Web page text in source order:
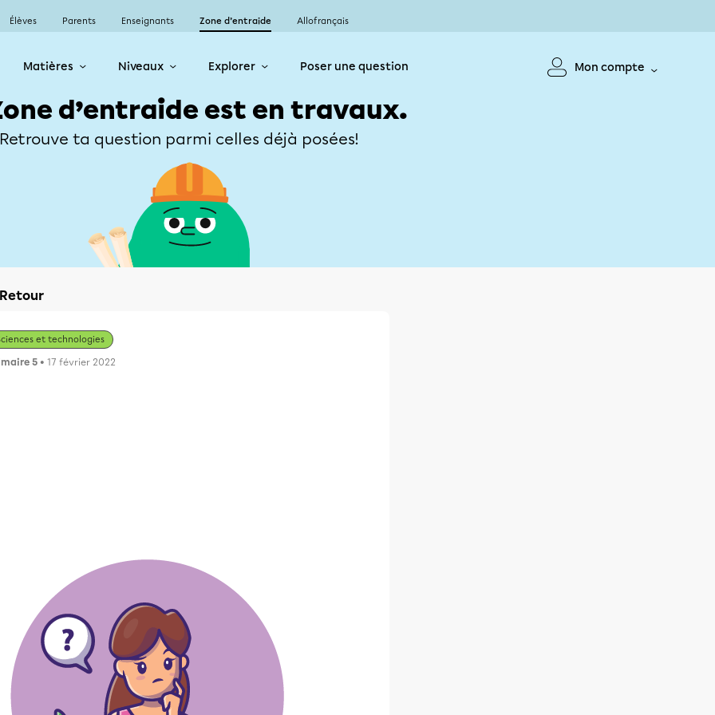
Élèves Parents Enseignants Zone d’entraide Allofrançais
Matières Niveaux Explorer Poser une question Mon compte
d’entraide est en travaux.
ta question parmi celles déjà posées!
Retour
et technologies
5 • 17 février 2022